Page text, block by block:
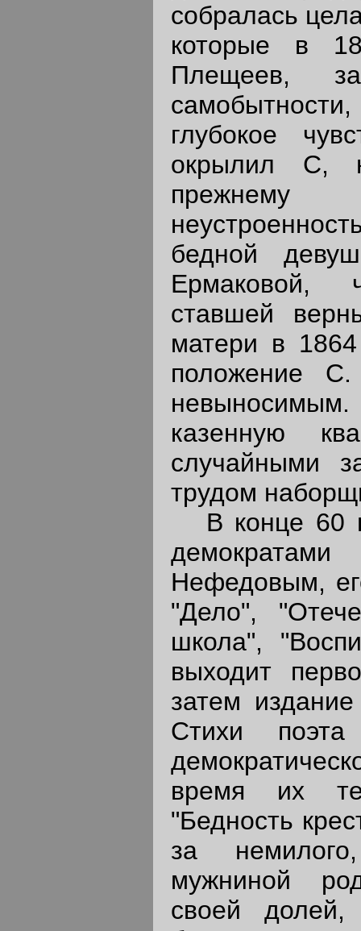
собралась
которые в
Плещеев,
глубокое
окрылил С,
прежнему
бедной
Ермаковой,
ставшей
матери в
положение
казенную
случайными
трудом
В конце 60
Нефедовым,
"Дело",
школа",
выходит
затем
Стихи
время их
"Бедность
за
мужниной
своей